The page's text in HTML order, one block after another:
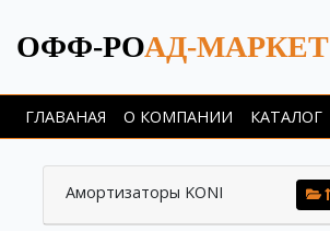
ОФФ-РОАД-МАРКЕТ
ГЛАВАНАЯ О КОМПАНИИ КАТАЛОГ
Амортизаторы KONI